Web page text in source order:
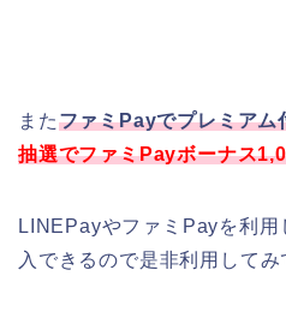
またファミPayでプレミアム
抽選でファミPayボーナス
LINEPayやファミPayを利
入できるので是非利用してみ